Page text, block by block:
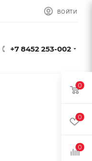
ВОЙТИ
+7 8452 253-002
0
0
0